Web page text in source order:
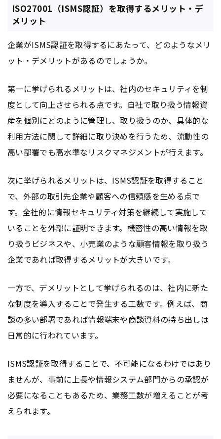
ISO27001（ISMS認証）を取得するメリット・デ
メリット
企業がISMS認証を取得するにあたって、どのようなメリ
ット・デメリットがあるのでしょうか。
第一に挙げられるメリットは、社内のセキュリティを制
度として向上させられる点です。自社で取り扱う情報資
産を個別にどのように管理し、取り扱うのか、具体的な
利用方法に関して詳細に取り決めを行うため、流動性の
高い部署でも高水準なリスクマネジメントが行えます。
次に挙げられるメリットは、ISMS認証を取得すること
で、外部の取引先企業や顧客への信頼感を生める点で
す。全社的に情報セキュリティ対策を継続して実施して
いることを外部に証明できます。機密性の高い情報を取
り扱うビジネスや、小売業のような顧客情報を取り扱う
企業であれば取得するメリットが大きいです。
一方で、デメリットとして挙げられるのは、社内に新た
な制度を導入することで発生する工数です。例えば、商
談の多い部署であれば情報端末や商談資料の持ち出しは
日常的に行われています。
ISMS認証を取得することで、不可能になるわけではあり
ませんが、事前に上長や情報システム部門からの承認が
必要になることもあるため、業務工数が増えることが考
えられます。